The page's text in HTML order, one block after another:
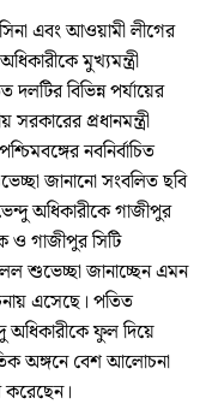
এবং আওয়ামী লীগের
মুখ্যমন্ত্রী
বিভিন্ন পর্যায়ের
প্রধানমন্ত্রী
নবনির্বাচিত
জানানো সংবলিত ছবি
অধিকারীকে গাজীপুর
ও গাজীপুর সিটি
শুভেচ্ছা জানাচ্ছেন এমন
এসেছে। পতিত
অধিকারীকে ফুল দিয়ে
অঙ্গনে বেশ আলোচনা
করেছেন।